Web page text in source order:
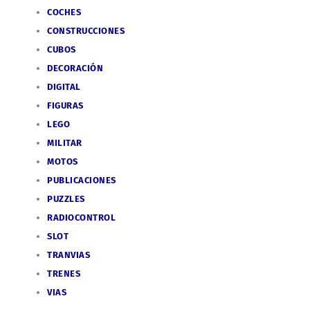
COCHES
CONSTRUCCIONES
CUBOS
DECORACIÓN
DIGITAL
FIGURAS
LEGO
MILITAR
MOTOS
PUBLICACIONES
PUZZLES
RADIOCONTROL
SLOT
TRANVIAS
TRENES
VIAS